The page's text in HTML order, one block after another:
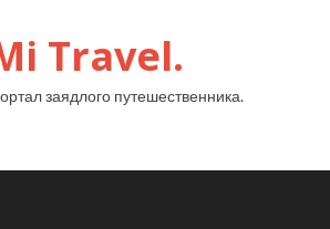
Travel.
заядлого путешественника.